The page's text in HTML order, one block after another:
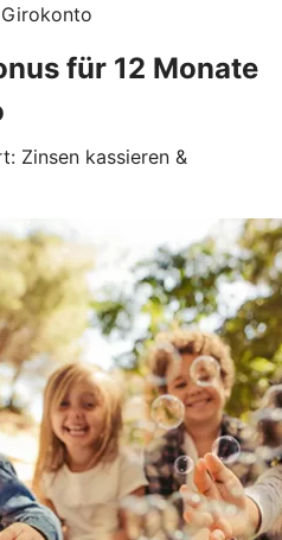
für 12 Monate
Zinsen kassieren &